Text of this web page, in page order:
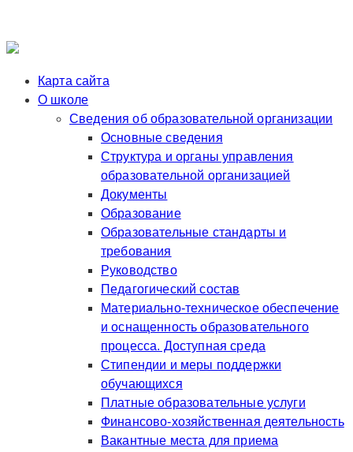
Карта сайта
О школе
Сведения об образовательной организации
Основные сведения
Структура и органы управления
образовательной организацией
Документы
Образование
Образовательные стандарты и
требования
Руководство
Педагогический состав
Материально-техническое обеспечение
и оснащенность образовательного
процесса. Доступная среда
Стипендии и меры поддержки
обучающихся
Платные образовательные услуги
Финансово-хозяйственная деятельность
Вакантные места для приема